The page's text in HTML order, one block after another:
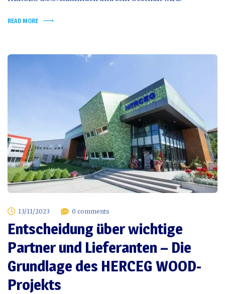
READ MORE
13/11/2023 0 comments
Entscheidung über wichtige
Partner und Lieferanten – Die
Grundlage des HERCEG WOOD-
Projekts